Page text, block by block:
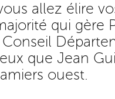
allez élire
qui gère
que Jean
ouest.